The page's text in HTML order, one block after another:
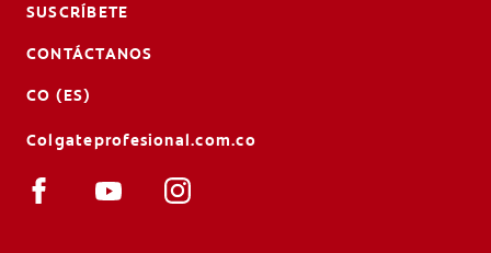
SUSCRÍBETE
CONTÁCTANOS
CO (ES)
Colgateprofesional.com.co